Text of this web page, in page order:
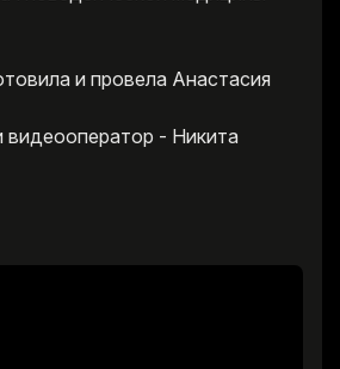
и провела Анастасия
видеооператор - Никита